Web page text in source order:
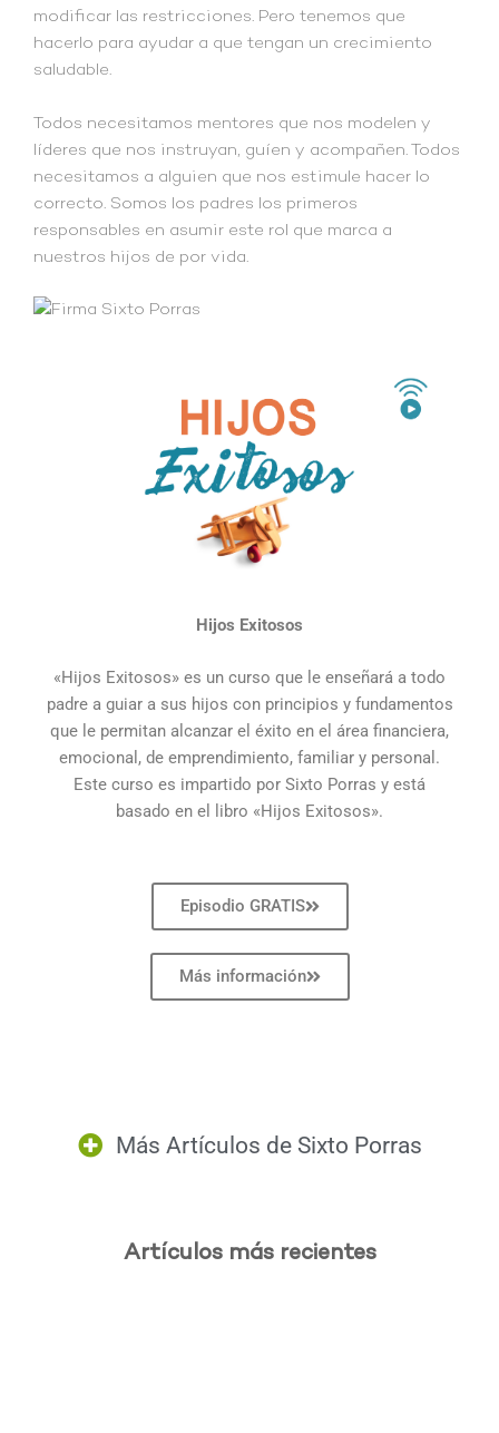
modificar las restricciones. Pero tenemos que
hacerlo para ayudar a que tengan un crecimiento
saludable.
Todos necesitamos mentores que nos modelen y
líderes que nos instruyan, guíen y acompañen. Todos
necesitamos a alguien que nos estimule hacer lo
correcto. Somos los padres los primeros
responsables en asumir este rol que marca a
nuestros hijos de por vida.
Hijos Exitosos
«Hijos Exitosos» es un curso que le enseñará a todo
padre a guiar a sus hijos con principios y fundamentos
que le permitan alcanzar el éxito en el área financiera,
emocional, de emprendimiento, familiar y personal.
Este curso es impartido por Sixto Porras y está
basado en el libro «Hijos Exitosos».
Episodio GRATIS
Más información
Más Artículos de Sixto Porras
Artículos más recientes